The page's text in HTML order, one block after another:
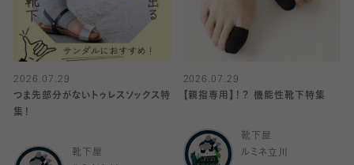
2026.07.29
つま先部分がないトゥレスソックス特
集！
靴下屋
2026.07.29
【親指専用】！？ 機能性靴下特集
靴下屋
ルミネ立川